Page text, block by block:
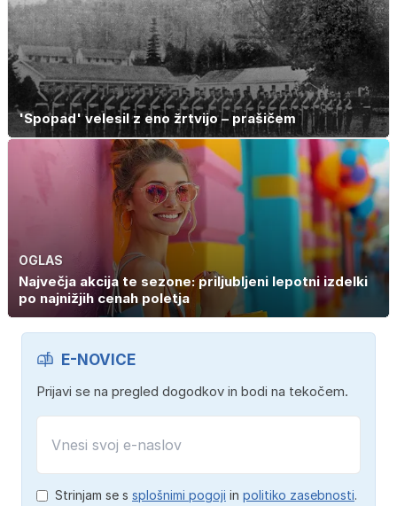
'Spopad' velesil z eno žrtvijo – prašičem
OGLAS
Največja akcija te sezone: priljubljeni lepotni izdelki
po najnižjih cenah poletja
E-NOVICE
Prijavi se na pregled dogodkov in bodi na tekočem.
Strinjam se s splošnimi pogoji in politiko zasebnosti.